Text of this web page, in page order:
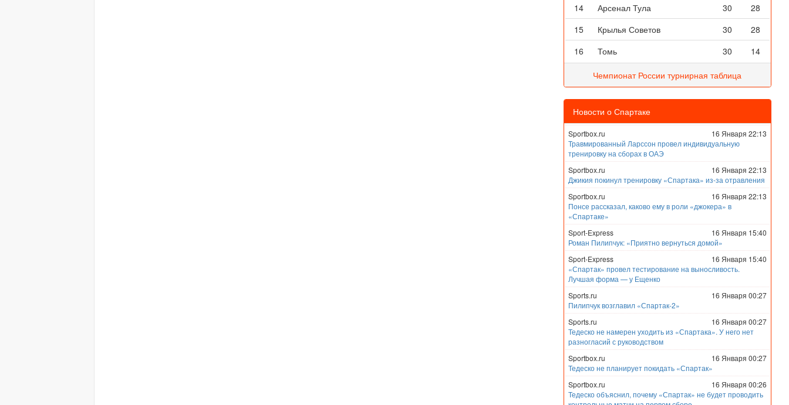
14
Арсенал Тула 30
28
15
Крылья Советов 30
28
16
Томь 30 14
Чемпионат России турнирная таблица
Новости о Спартаке
Sportbox.ru
16 Января 22:13
Травмированный Ларссон провел индивидуальную
тренировку на сборах в ОАЭ
Sportbox.ru
16 Января 22:13
Джикия покинул тренировку «Спартака» из-за отравления
Sportbox.ru
16 Января 22:13
Понсе рассказал, каково ему в роли «джокера» в
«Спартаке»
Sport-Express
16 Января 15:40
Роман Пилипчук: «Приятно вернуться домой»
Sport-Express
16 Января 15:40
«Спартак» провел тестирование на выносливость.
Лучшая форма — у Ещенко
Sports.ru
16 Января 00:27
Пилипчук возглавил «Спартак-2»
Sports.ru
16 Января 00:27
Тедеско не намерен уходить из «Спартака». У него нет
разногласий с руководством
Sportbox.ru
16 Января 00:27
Тедеско не планирует покидать «Спартак»
Sportbox.ru
16 Января 00:26
Тедеско объяснил, почему «Спартак» не будет проводить